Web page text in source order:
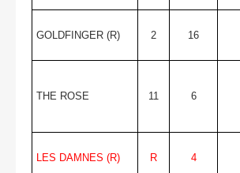
GOLDFINGER (R) 2 16
THE ROSE 11 6
LES DAMNES (R) R 4